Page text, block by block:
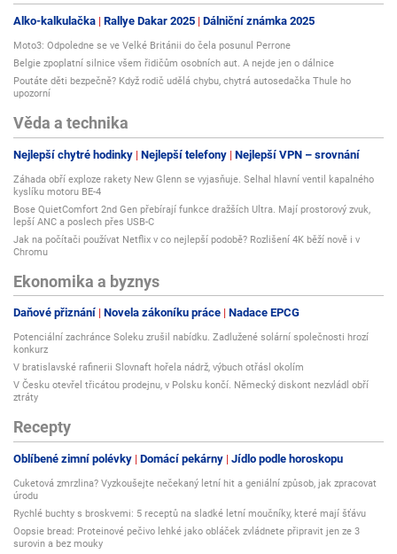
Alko-kalkulačka Rallye Dakar 2025 Dálniční známka 2025
Moto3: Odpoledne se ve Velké Británii do čela posunul Perrone
Belgie zpoplatní silnice všem řidičům osobních aut. A nejde jen o dálnice
Poutáte děti bezpečně? Když rodič udělá chybu, chytrá autosedačka Thule ho
upozorní
Věda a technika
Nejlepší chytré hodinky Nejlepší telefony Nejlepší VPN – srovnání
Záhada obří exploze rakety New Glenn se vyjasňuje. Selhal hlavní ventil kapalného
kyslíku motoru BE-4
Bose QuietComfort 2nd Gen přebírají funkce dražších Ultra. Mají prostorový zvuk,
lepší ANC a poslech přes USB-C
Jak na počítači používat Netflix v co nejlepší podobě? Rozlišení 4K běží nově i v
Chromu
Ekonomika a byznys
Daňové přiznání Novela zákoníku práce Nadace EPCG
Potenciální zachránce Soleku zrušil nabídku. Zadlužené solární společnosti hrozí
konkurz
V bratislavské rafinerii Slovnaft hořela nádrž, výbuch otřásl okolím
V Česku otevřel třicátou prodejnu, v Polsku končí. Německý diskont nezvládl obří
ztráty
Recepty
Oblíbené zimní polévky Domácí pekárny Jídlo podle horoskopu
Cuketová zmrzlina? Vyzkoušejte nečekaný letní hit a geniální způsob, jak zpracovat
úrodu
Rychlé buchty s broskvemi: 5 receptů na sladké letní moučníky, které mají šťávu
Oopsie bread: Proteinové pečivo lehké jako obláček zvládnete připravit jen ze 3
surovin a bez mouky